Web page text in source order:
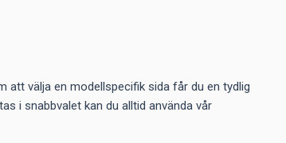
att välja en modellspecifik sida får du en tydlig
i snabbvalet kan du alltid använda vår